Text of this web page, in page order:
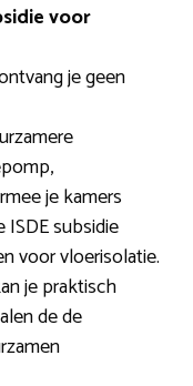
voor
je geen
je kamers
ISDE subsidie
voor vloerisolatie.
je praktisch
de de